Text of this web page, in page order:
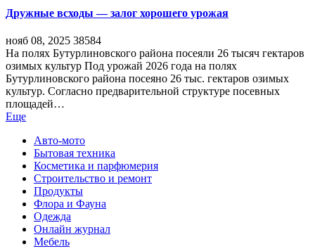
Дружные всходы — залог хорошего урожая
нояб 08, 2025 38584
На полях Бутурлиновского района посеяли 26 тысяч гектаров
озимых культур Под урожай 2026 года на полях
Бутурлиновского района посеяно 26 тыс. гектаров озимых
культур. Согласно предварительной структуре посевных
площадей…
Еще
Авто-мото
Бытовая техника
Косметика и парфюмерия
Строительство и ремонт
Продукты
Флора и Фауна
Одежда
Онлайн журнал
Мебель